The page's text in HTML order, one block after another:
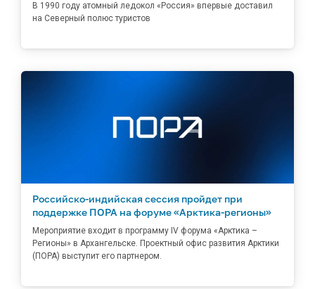
В 1990 году атомный ледокол «Россия» впервые доставил
на Северный полюс туристов
Российско-индийская сессия пройдет при
поддержке ПОРА на форуме «Арктика-регионы»
Мероприятие входит в программу IV форума «Арктика –
Регионы» в Архангельске. Проектный офис развития Арктики
(ПОРА) выступит его партнером.